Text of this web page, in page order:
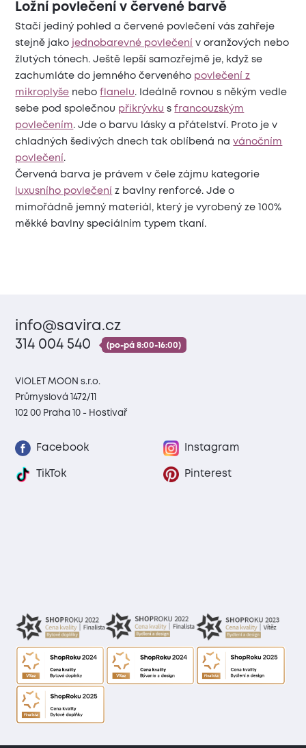
Ložní povlečení v červené barvě
Stačí jediný pohled a červené povlečení vás zahřeje
stejně jako jednobarevné povlečení v oranžových nebo
žlutých tónech. Ještě lepší samozřejmě je, když se
zachumláte do jemného červeného povlečení z
mikroplyše neboflanelu. Ideálně rovnou s někým vedle
sebe pod společnou přikrývku sfrancouzským
povlečením. Jde o barvu lásky a přátelství. Proto je v
chladných šedivých dnech tak oblíbená navánočním
povlečení.
Červená barva je právem v čele zájmu kategorie
luxusního povlečení z bavlny renforcé. Jde o
mimořádně jemný materiál, který je vyrobený ze 100%
měkké bavlny speciálním typem tkaní.
info@savira.cz
314 004 540
(po-pá 8:00-16:00)
VIOLET MOON s.r.o.
Průmyslová 1472/11
102 00 Praha 10 - Hostivař
Facebook Instagram
TikTok Pinterest